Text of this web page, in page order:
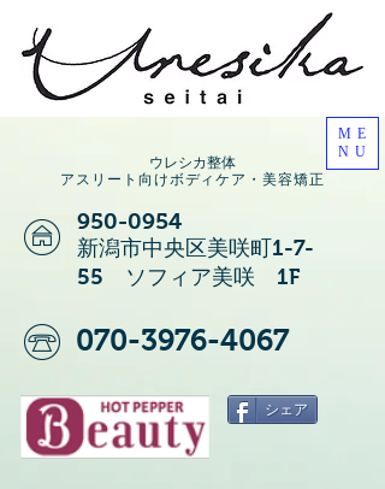
ウレシカ整体
アスリート向けボディケア・美容矯正
ME
NU
950-0954
新潟市中央区美咲町1-7-
55 ソフィア美咲 1F
070-3976-4067
シェア